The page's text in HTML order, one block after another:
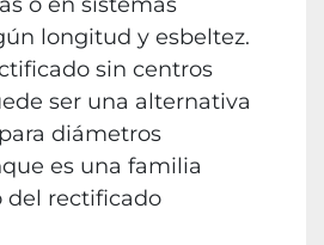
longitud y esbeltez.
sin centros
ser una alternativa
diámetros
es una familia
rectificado